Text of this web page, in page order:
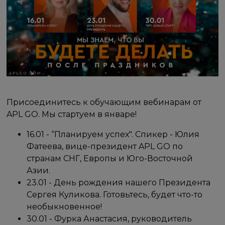
Присоединитесь к обучающим вебинарам от
APL GO. Мы стартуем в январе!
16.01 - “Планируем успех". Спикер - Юлия
Фатеева, вице-президент APL GO по
странам СНГ, Европы и Юго-Восточной
Азии.
23.01 - День рождения нашего Президента
Сергея Куликова. Готовьтесь, будет что-то
необыкновенное!
30.01 - Фурка Анастасия, руководитель